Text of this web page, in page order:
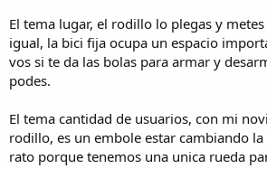
El tema lugar, el rodillo lo plegas y
igual, la bici fija ocupa un espacio
vos si te da las bolas para armar y
podes.
El tema cantidad de usuarios, con mi
rodillo, es un embole estar cambiando
rato porque tenemos una unica rueda